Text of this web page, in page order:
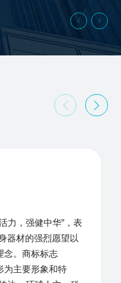
力，强健中华”，表
器材的强烈愿望以
念。商标标志
为主要形象和特